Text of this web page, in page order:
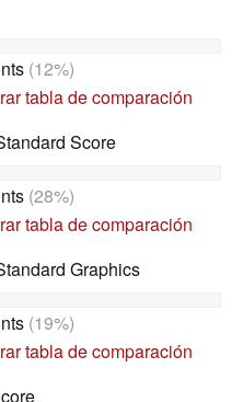
(12%)
tabla de comparación
Score
(28%)
tabla de comparación
Graphics
(19%)
tabla de comparación